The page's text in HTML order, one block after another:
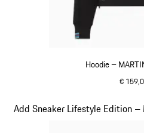
Hoodie –
€
Add Sneaker Lifestyle Edition –
Slide 14 von 20